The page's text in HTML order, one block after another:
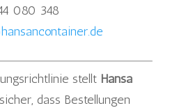
080 348
stellt Hansa
dass Bestellungen